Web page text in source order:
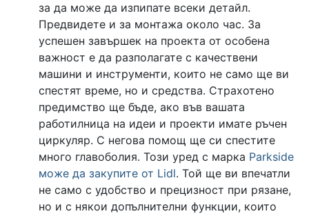
за да може да изпипате всеки детайл.
Предвидете и за монтажа около час. За
успешен завършек на проекта от особена
важност е да разполагате с качествени
машини и инструменти, които не само ще ви
спестят време, но и средства. Страхотено
предимство ще бъде, ако във вашата
работилница на идеи и проекти имате ръчен
циркуляр. С негова помощ ще си спестите
много главоболия. Този уред с марка Parkside
може да закупите от Lidl. Той ще ви впечатли
не само с удобство и прецизност при рязане,
но и с някои допълнителни функции, които